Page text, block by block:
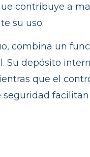
contribuye a
su uso.
combina un
Su depósito
que el